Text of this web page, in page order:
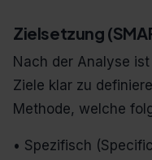
Zielsetzung
Nach der Analyse
Ziele klar zu
Methode, welche
• Spezifisch